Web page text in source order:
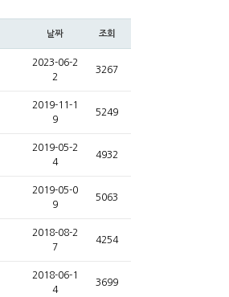
날짜 조회
2023-06-2
2
3267
2019-11-1
9
5249
2019-05-2
4
4932
2019-05-0
9
5063
2018-08-2
7
4254
2018-06-1
4
3699